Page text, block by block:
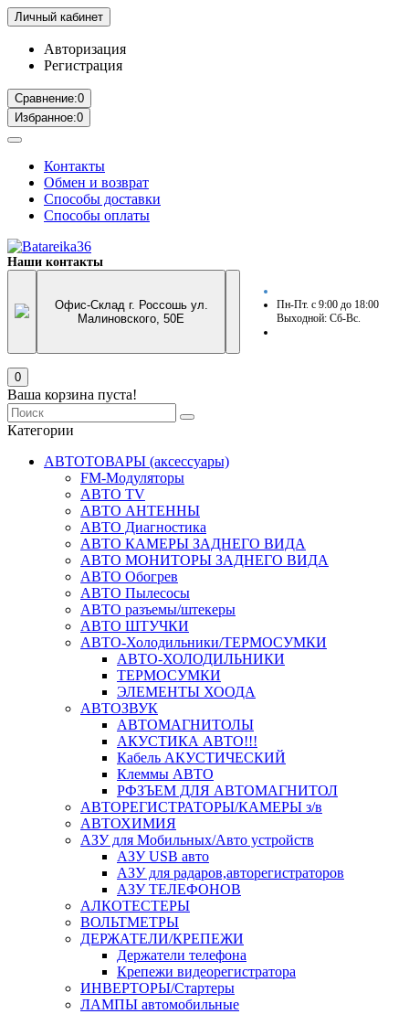
Личный кабинет
Авторизация
Регистрация
Сравнение:0
Избранное:0
Контакты
Обмен и возврат
Способы доставки
Способы оплаты
Наши контакты
Офис-Склад г. Россошь ул.
Малиновского, 50Е
Пн-Пт. с 9:00 до 18:00
Выходной: Сб-Вс.
0
Ваша корзина пуста!
Категории
АВТОТОВАРЫ (аксессуары)
FM-Модуляторы
АВТО TV
АВТО АНТЕННЫ
АВТО Диагностика
АВТО КАМЕРЫ ЗАДНЕГО ВИДА
АВТО МОНИТОРЫ ЗАДНЕГО ВИДА
АВТО Обогрев
АВТО Пылесосы
АВТО разъемы/штекеры
АВТО ШТУЧКИ
АВТО-Холодильники/ТЕРМОСУМКИ
АВТО-ХОЛОДИЛЬНИКИ
ТЕРМОСУМКИ
ЭЛЕМЕНТЫ ХООДА
АВТОЗВУК
АВТОМАГНИТОЛЫ
АКУСТИКА АВТО!!!
Кабель АКУСТИЧЕСКИЙ
Клеммы АВТО
РФЗЪЕМ ДЛЯ АВТОМАГНИТОЛ
АВТОРЕГИСТРАТОРЫ/КАМЕРЫ з/в
АВТОХИМИЯ
АЗУ для Мобильных/Авто устройств
АЗУ USB авто
АЗУ для радаров,авторегистраторов
АЗУ ТЕЛЕФОНОВ
АЛКОТЕСТЕРЫ
ВОЛЬТМЕТРЫ
ДЕРЖАТЕЛИ/КРЕПЕЖИ
Держатели телефона
Крепежи видеорегистратора
ИНВЕРТОРЫ/Стартеры
ЛАМПЫ автомобильные